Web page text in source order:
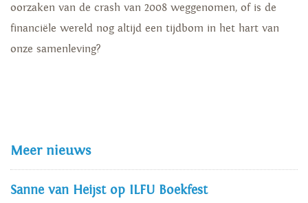
oorzaken van de crash van 2008 weggenomen, of is de
financiële wereld nog altijd een tijdbom in het hart van
onze samenleving?
Meer nieuws
Sanne van Heijst op ILFU Boekfest